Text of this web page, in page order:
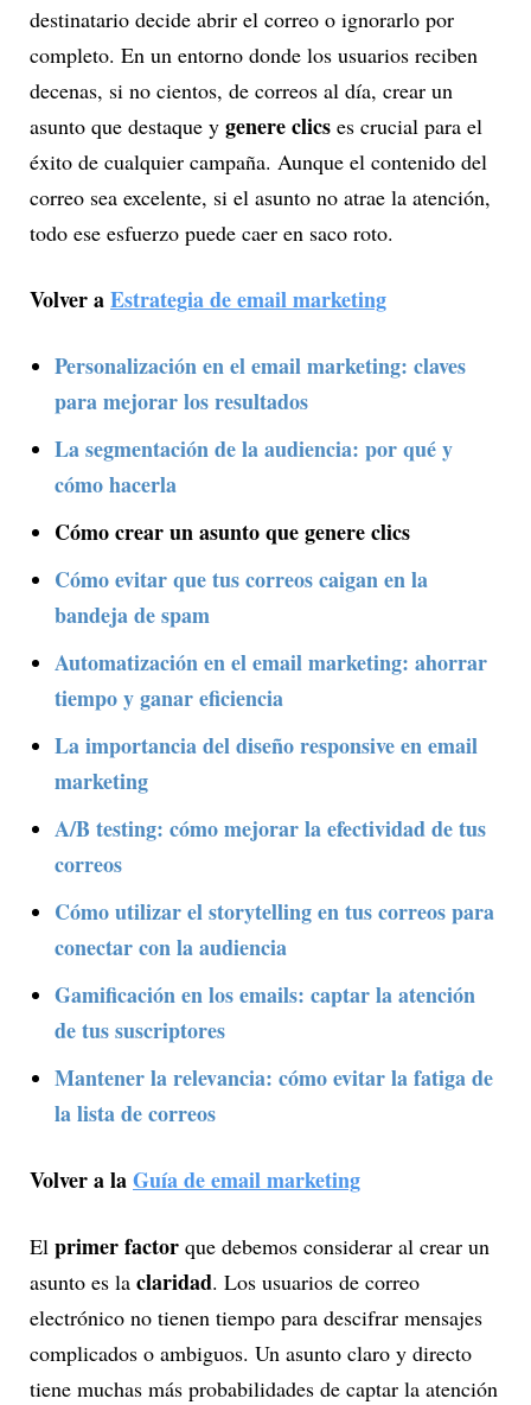
destinatario decide abrir el correo o ignorarlo por
completo. En un entorno donde los usuarios reciben
decenas, si no cientos, de correos al día, crear un
asunto que destaque y genere clics es crucial para el
éxito de cualquier campaña. Aunque el contenido del
correo sea excelente, si el asunto no atrae la atención,
todo ese esfuerzo puede caer en saco roto.
Volver aEstrategia de email marketing
Personalización en el email marketing: claves
para mejorar los resultados
La segmentación de la audiencia: por qué y
cómo hacerla
Cómo crear un asunto que genere clics
Cómo evitar que tus correos caigan en la
bandeja de spam
Automatización en el email marketing: ahorrar
tiempo y ganar eficiencia
La importancia del diseño responsive en email
marketing
A/B testing: cómo mejorar la efectividad de tus
correos
Cómo utilizar el storytelling en tus correos para
conectar con la audiencia
Gamificación en los emails: captar la atención
de tus suscriptores
Mantener la relevancia: cómo evitar la fatiga de
la lista de correos
Volver a laGuía de email marketing
El primer factor que debemos considerar al crear un
asunto es la claridad. Los usuarios de correo
electrónico no tienen tiempo para descifrar mensajes
complicados o ambiguos. Un asunto claro y directo
tiene muchas más probabilidades de captar la atención